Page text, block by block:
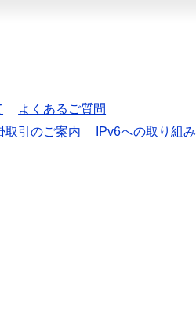
よくあるご質問
取引のご案内
IPv6への取り組み